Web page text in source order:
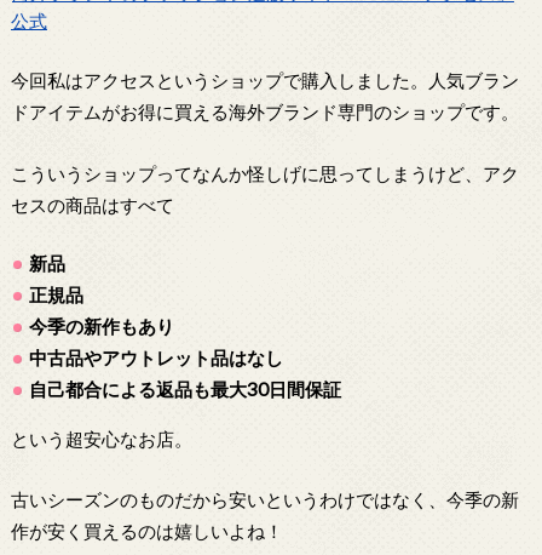
公式
今回私はアクセスというショップで購入しました。人気ブラン
ドアイテムがお得に買える海外ブランド専門のショップです。
こういうショップってなんか怪しげに思ってしまうけど、アク
セスの商品はすべて
新品
正規品
今季の新作もあり
中古品やアウトレット品はなし
自己都合による返品も最大30日間保証
という超安心なお店。
古いシーズンのものだから安いというわけではなく、今季の新
作が安く買えるのは嬉しいよね！